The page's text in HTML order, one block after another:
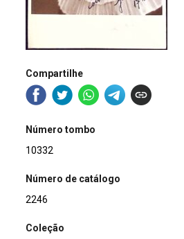
Compartilhe
Número tombo
10332
Número de catálogo
2246
Coleção